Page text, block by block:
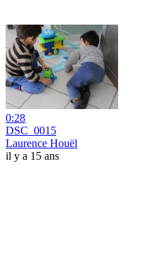
0:28
DSC_0015
Laurence Houël
il y a 15 ans